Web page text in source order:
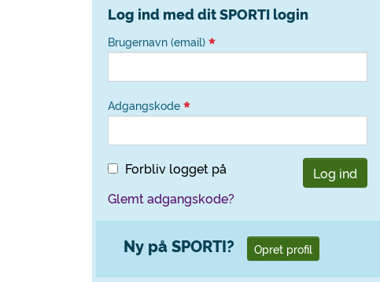
Log ind med dit SPORTI login
Brugernavn (email)
Adgangskode
Forbliv logget på
Log ind
Glemt adgangskode?
Ny på SPORTI? Opret profil